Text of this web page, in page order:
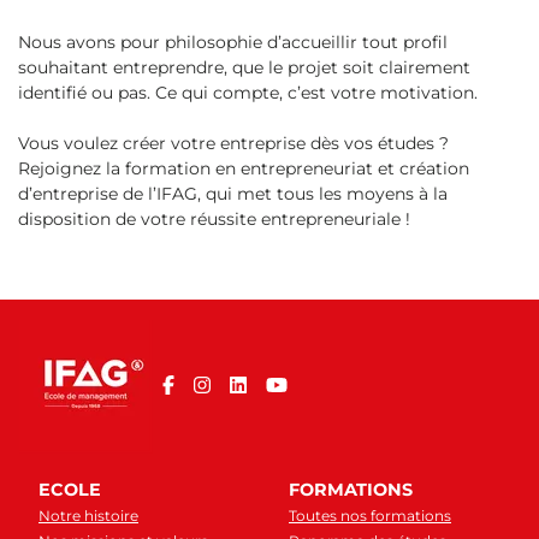
Nous avons pour philosophie d’accueillir tout profil
souhaitant entreprendre, que le projet soit clairement
identifié ou pas. Ce qui compte, c’est votre motivation.
Vous voulez créer votre entreprise dès vos études ?
Rejoignez la formation en entrepreneuriat et création
d’entreprise de l’IFAG, qui met tous les moyens à la
disposition de votre réussite entrepreneuriale !
ECOLE
Notre histoire
FORMATIONS
Toutes nos formations